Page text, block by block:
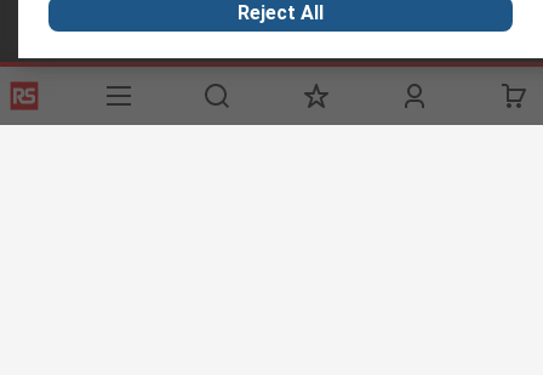
Links de ayuda
Servicios
Acerca de RS
Industria
Reject All